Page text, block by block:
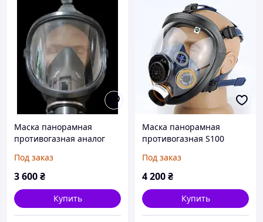
Маска панорамная
противогазная аналог
Под заказ
3 600₴
Купить
Маска панорамная
противогазная S100
для фильтра)
Под заказ
4 200₴
Купить